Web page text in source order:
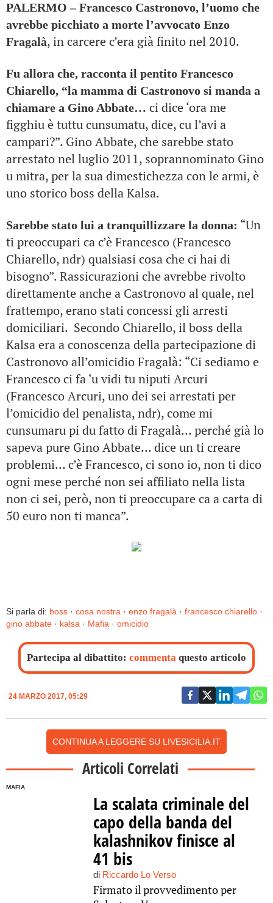
PALERMO – Francesco Castronovo, l’uomo che
avrebbe picchiato a morte l’avvocato Enzo
Fragalà, in carcere c’era già finito nel 2010.
Fu allora che, racconta il pentito Francesco
Chiarello, “la mamma di Castronovo si manda a
chiamare a Gino Abbate… ci dice ‘ora me
figghiu è tuttu cunsumatu, dice, cu l’avi a
campari?”. Gino Abbate, che sarebbe stato
arrestato nel luglio 2011, soprannominato Gino
u mitra, per la sua dimestichezza con le armi, è
uno storico boss della Kalsa.
Sarebbe stato lui a tranquillizzare la donna: “Un
ti preoccupari ca c’è Francesco (Francesco
Chiarello, ndr) qualsiasi cosa che ci hai di
bisogno”. Rassicurazioni che avrebbe rivolto
direttamente anche a Castronovo al quale, nel
frattempo, erano stati concessi gli arresti
domiciliari. Secondo Chiarello, il boss della
Kalsa era a conoscenza della partecipazione di
Castronovo all’omicidio Fragalà: “Ci sediamo e
Francesco ci fa ‘u vidi tu niputi Arcuri
(Francesco Arcuri, uno dei sei arrestati per
l’omicidio del penalista, ndr), come mi
cunsumaru pi du fatto di Fragalà… perché già lo
sapeva pure Gino Abbate… dice un ti creare
problemi… c’è Francesco, ci sono io, non ti dico
ogni mese perché non sei affiliato nella lista
non ci sei, però, non ti preoccupare ca a carta di
50 euro non ti manca”.
Si parla di: boss · cosa nostra · enzo fragalà · francesco chiarello ·
gino abbate · kalsa · Mafia · omicidio
Partecipa al dibattito: commenta questo articolo
24 MARZO 2017, 05:29
CONTINUA A LEGGERE SU LIVESICILIA.IT
Articoli Correlati
MAFIA
La scalata criminale del
capo della banda del
kalashnikov finisce al
41 bis
di Riccardo Lo Verso
Firmato il provvedimento per